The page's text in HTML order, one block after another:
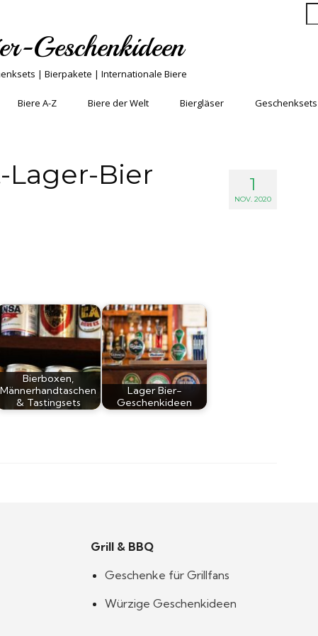
Geschenkideen
| Bierpakete | Internationale Biere
Biere A-Z Biere der Welt Biergläser Geschenksets
1
NOV. 2020
Bier
Bierboxen,
Männerhandtaschen
& Tastingsets
Lager Bier-
Geschenkideen
Grill & BBQ
Geschenke für Grillfans
Würzige Geschenkideen